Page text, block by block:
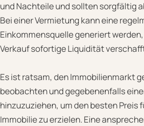
und Nachteile und sollten sorgfältig
Bei einer Vermietung kann eine
Einkommensquelle generiert
Verkauf sofortige Liquidität
Es ist ratsam, den Immobilienmarkt
beobachten und gegebenenfalls
hinzuzuziehen, um den besten Preis
Immobilie zu erzielen. Eine